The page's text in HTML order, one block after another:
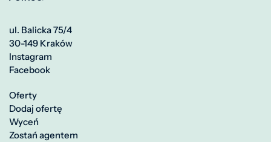
ul. Balicka 75/4
30-149 Kraków
Instagram
Facebook
Oferty
Dodaj ofertę
Wyceń
Zostań agentem